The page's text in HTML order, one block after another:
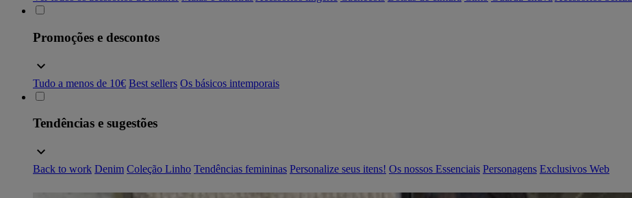
Promoções e descontos
Tudo a menos de 10€ Best sellers Os básicos intemporais
Tendências e sugestões
Back to work Denim Coleção Linho Tendências femininas Personalize seus itens! Os nossos Essenciais Personagens Exclusivos Web